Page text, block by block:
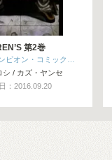
第2巻
ピオン・コミック…
シ / カズ・ヤンセ
：2016.09.20